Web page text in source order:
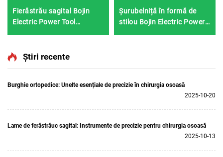
Fierăstrău sagital Bojin
Electric Power Tool
chirurgie articulară și
Șurubelniță în formă de
stilou Bojin Electric Power
Știri recente
Burghie ortopedice: Unelte esențiale de precizie în chirurgia osoasă
2025-10-20
Lame de ferăstrăuc sagital: Instrumente de precizie pentru chirurgia osoasă
2025-10-13